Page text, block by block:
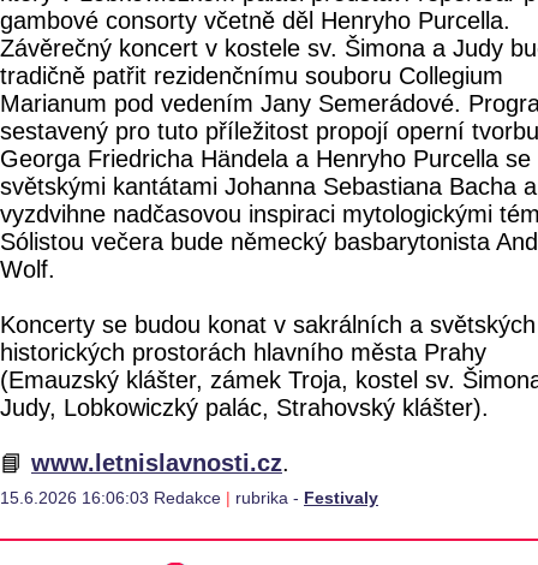
gambové consorty včetně děl Henryho Purcella.
Závěrečný koncert v kostele sv. Šimona a Judy
tradičně patřit rezidenčnímu souboru Collegium
Marianum pod vedením Jany Semerádové.
sestavený pro tuto příležitost propojí operní tvorbu
Georga Friedricha Händela a Henryho Purcella se
světskými kantátami Johanna Sebastiana Bacha a
vyzdvihne nadčasovou inspiraci mytologickými
Sólistou večera bude německý basbarytonista
Wolf.
Koncerty se budou konat v sakrálních a světských
historických prostorách hlavního města Prahy
(Emauzský klášter, zámek Troja, kostel sv.
Judy, Lobkowiczký palác, Strahovský klášter).
📘 www.letnislavnosti.cz.
15.6.2026 16:06:03 Redakce | rubrika - Festivaly